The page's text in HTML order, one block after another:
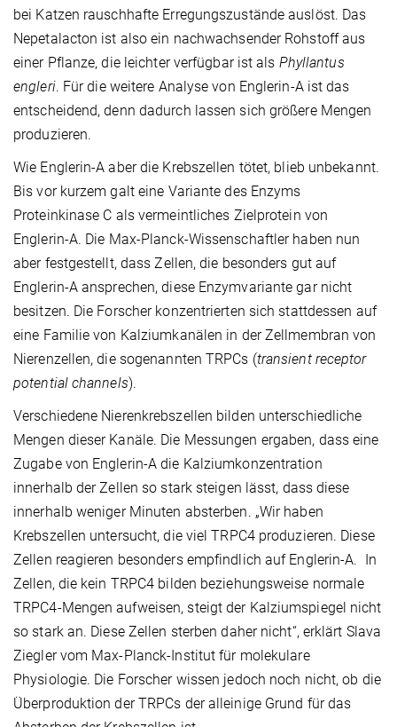
bei Katzen rauschhafte Erregungszustände auslöst. Das
Nepetalacton ist also ein nachwachsender Rohstoff aus
einer Pflanze, die leichter verfügbar ist als Phyllantus
engleri. Für die weitere Analyse von Englerin-A ist das
entscheidend, denn dadurch lassen sich größere Mengen
produzieren.
Wie Englerin-A aber die Krebszellen tötet, blieb unbekannt.
Bis vor kurzem galt eine Variante des Enzyms
Proteinkinase C als vermeintliches Zielprotein von
Englerin-A. Die Max-Planck-Wissenschaftler haben nun
aber festgestellt, dass Zellen, die besonders gut auf
Englerin-A ansprechen, diese Enzymvariante gar nicht
besitzen. Die Forscher konzentrierten sich stattdessen auf
eine Familie von Kalziumkanälen in der Zellmembran von
Nierenzellen, die sogenannten TRPCs (transient receptor
potential channels).
Verschiedene Nierenkrebszellen bilden unterschiedliche
Mengen dieser Kanäle. Die Messungen ergaben, dass eine
Zugabe von Englerin-A die Kalziumkonzentration
innerhalb der Zellen so stark steigen lässt, dass diese
innerhalb weniger Minuten absterben. „Wir haben
Krebszellen untersucht, die viel TRPC4 produzieren. Diese
Zellen reagieren besonders empfindlich auf Englerin-A. In
Zellen, die kein TRPC4 bilden beziehungsweise normale
TRPC4-Mengen aufweisen, steigt der Kalziumspiegel nicht
so stark an. Diese Zellen sterben daher nicht“, erklärt Slava
Ziegler vom Max-Planck-Institut für molekulare
Physiologie. Die Forscher wissen jedoch noch nicht, ob die
Überproduktion der TRPCs der alleinige Grund für das